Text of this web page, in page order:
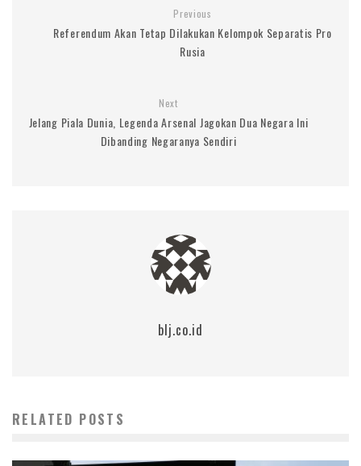
Previous
Referendum Akan Tetap Dilakukan Kelompok Separatis Pro
Rusia
Next
Jelang Piala Dunia, Legenda Arsenal Jagokan Dua Negara Ini
Dibanding Negaranya Sendiri
blj.co.id
RELATED POSTS